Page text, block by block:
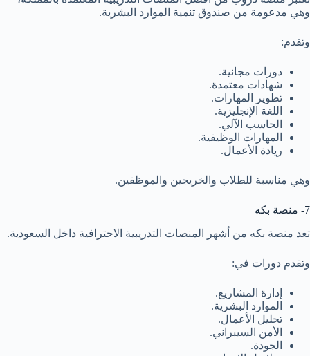
وهي مدعومة من صندوق تنمية الموارد البشرية.
وتقدم:
دورات مجانية.
شهادات معتمدة.
تطوير المهارات.
اللغة الإنجليزية.
الحاسب الآلي.
المهارات الوظيفية.
ريادة الأعمال.
وهي مناسبة للطلاب والخريجين والموظفين.
7- منصة بكه
تعد منصة بكه من أشهر المنصات التدريبية الاحترافية داخل السعودية.
وتقدم دورات في:
إدارة المشاريع.
الموارد البشرية.
تحليل الأعمال.
الأمن السيبراني.
الجودة.